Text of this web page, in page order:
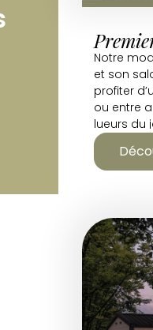
Notre
et son
profiter
ou entre
lueurs du